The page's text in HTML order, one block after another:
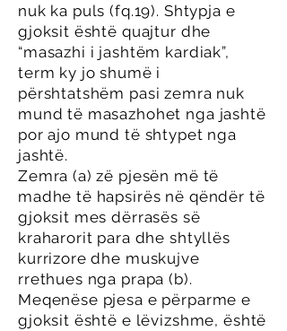
nuk ka puls (fq.19). Shtypja e
gjoksit është quajtur dhe
“masazhi i jashtëm kardiak”,
term ky jo shumë i
përshtatshëm pasi zemra nuk
mund të masazhohet nga jashtë
por ajo mund të shtypet nga
jashtë.
Zemra (a) zë pjesën më të
madhe të hapsirës në qëndër të
gjoksit mes dërrasës së
kraharorit para dhe shtyllës
kurrizore dhe muskujve
rrethues nga prapa (b).
Meqenëse pjesa e përparme e
gjoksit është e lëvizshme, është